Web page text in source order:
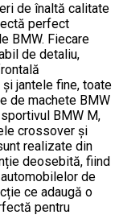
de înaltă calitate
perfect
BMW. Fiecare
de detaliu,
jantele fine, toate
de machete BMW
BMW M,
crossover și
realizate din
deosebită, fiind
de
ce adaugă o
pentru